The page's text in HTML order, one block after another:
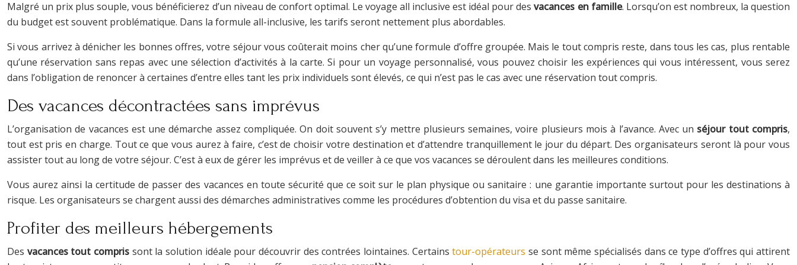
Malgré un prix plus souple, vous bénéficierez d’un niveau de confort optimal. Le voyage all inclusive est idéal pour desvacances en famille. Lorsqu’on est nombreux, la question
du budget est souvent problématique. Dans la formule all-inclusive, les tarifs seront nettement plus abordables.
Si vous arrivez à dénicher les bonnes offres, votre séjour vous coûterait moins cher qu’une formule d’offre groupée. Mais le tout compris reste, dans tous les cas, plus rentable
qu’une réservation sans repas avec une sélection d’activités à la carte. Si pour un voyage personnalisé, vous pouvez choisir les expériences qui vous intéressent, vous serez
dans l’obligation de renoncer à certaines d’entre elles tant les prix individuels sont élevés, ce qui n’est pas le cas avec une réservation tout compris.
Des vacances décontractées sans imprévus
L’organisation de vacances est une démarche assez compliquée. On doit souvent s’y mettre plusieurs semaines, voire plusieurs mois à l’avance. Avec un séjour tout compris,
tout est pris en charge. Tout ce que vous aurez à faire, c’est de choisir votre destination et d’attendre tranquillement le jour du départ. Des organisateurs seront là pour vous
assister tout au long de votre séjour. C’est à eux de gérer les imprévus et de veiller à ce que vos vacances se déroulent dans les meilleures conditions.
Vous aurez ainsi la certitude de passer des vacances en toute sécurité que ce soit sur le plan physique ou sanitaire : une garantie importante surtout pour les destinations à
risque. Les organisateurs se chargent aussi des démarches administratives comme les procédures d’obtention du visa et du passe sanitaire.
Profiter des meilleurs hébergements
Des vacances tout compris sont la solution idéale pour découvrir des contrées lointaines. Certainstour-opérateurs se sont même spécialisés dans ce type d’offres qui attirent